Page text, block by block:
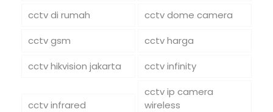
cctv di rumah
cctv dome camera
cctv gsm
cctv harga
cctv hikvision jakarta
cctv infinity
cctv infrared
cctv ip camera
wireless